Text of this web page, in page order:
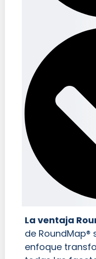
La ventaja
de RoundMap®
enfoque